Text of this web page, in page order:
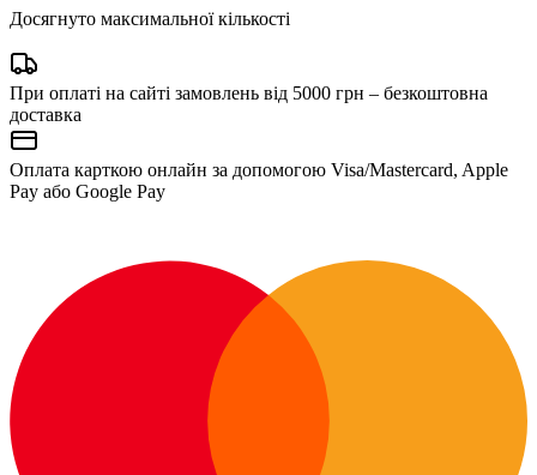
Досягнуто максимальної кількості
При оплаті на сайті замовлень від 5000 грн – безкоштовна
доставка
Оплата карткою онлайн за допомогою Visa/Mastercard, Apple
Pay або Google Pay